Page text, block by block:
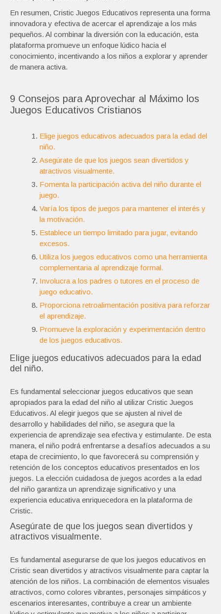
En resumen, Cristic Juegos Educativos representa una forma
innovadora y efectiva de acercar el aprendizaje a los más
pequeños. Al combinar la diversión con la educación, esta
plataforma promueve un enfoque lúdico hacia el
conocimiento, incentivando a los niños a explorar y aprender
de manera activa.
9 Consejos para Aprovechar al Máximo los
Juegos Educativos Cristianos
Elige juegos educativos adecuados para la edad del
niño.
Asegúrate de que los juegos sean divertidos y
atractivos visualmente.
Fomenta la participación activa del niño durante el
juego.
Varía los tipos de juegos para mantener el interés y
la motivación.
Establece un tiempo limitado para jugar, evitando
excesos.
Utiliza los juegos educativos como una herramienta
complementaria al aprendizaje formal.
Involucra a los padres o tutores en el proceso de
juego educativo.
Proporciona retroalimentación positiva para reforzar
el aprendizaje.
Promueve la exploración y experimentación dentro
de los juegos educativos.
Elige juegos educativos adecuados para la edad
del niño.
Es fundamental seleccionar juegos educativos que sean
apropiados para la edad del niño al utilizar Cristic Juegos
Educativos. Al elegir juegos que se ajusten al nivel de
desarrollo y habilidades del niño, se asegura que la
experiencia de aprendizaje sea efectiva y estimulante. De esta
manera, el niño podrá enfrentarse a desafíos adecuados a su
etapa de crecimiento, lo que favorecerá su comprensión y
retención de los conceptos educativos presentados en los
juegos. La elección cuidadosa de juegos acordes a la edad
del niño garantiza un aprendizaje significativo y una
experiencia educativa enriquecedora en la plataforma de
Cristic.
Asegúrate de que los juegos sean divertidos y
atractivos visualmente.
Es fundamental asegurarse de que los juegos educativos en
Cristic sean divertidos y atractivos visualmente para captar la
atención de los niños. La combinación de elementos visuales
atractivos, como colores vibrantes, personajes simpáticos y
escenarios interesantes, contribuye a crear un ambiente